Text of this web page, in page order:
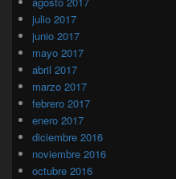
julio 2017
junio 2017
mayo 2017
abril 2017
marzo 2017
febrero 2017
enero 2017
diciembre 2016
noviembre 2016
octubre 2016